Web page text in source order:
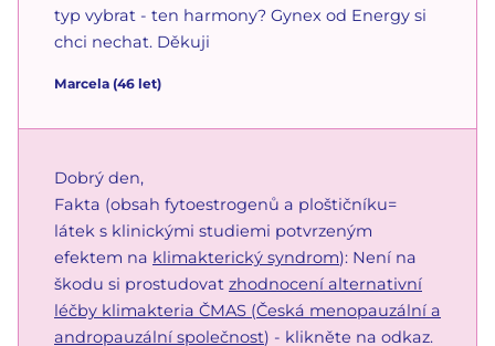
typ vybrat - ten harmony? Gynex od Energy si
chci nechat. Děkuji
Marcela (46 let)
Dobrý den,
Fakta (obsah fytoestrogenů a ploštičníku=
látek s klinickými studiemi potvrzeným
efektem na klimakterický syndrom): Není na
škodu si prostudovat zhodnocení alternativní
léčby klimakteria ČMAS (Česká menopauzální a
andropauzální společnost) - klikněte na odkaz.